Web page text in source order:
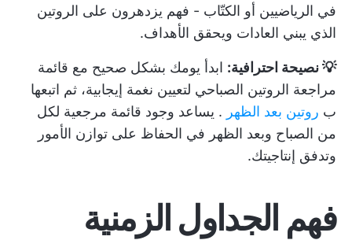
في الرياضيين أو الكتّاب - فهم يزدهرون على الروتين
الذي يبني العادات ويحقق الأهداف.
💡 نصيحة احترافية: ابدأ يومك بشكل صحيح مع قائمة
مراجعة الروتين الصباحي لتعيين نغمة إيجابية، ثم اتبعها
ب روتين بعد الظهر . يساعد وجود قائمة مرجعية لكل
من الصباح وبعد الظهر في الحفاظ على توازن الأمور
وتدفق إنتاجيتك.
فهم الجداول الزمنية